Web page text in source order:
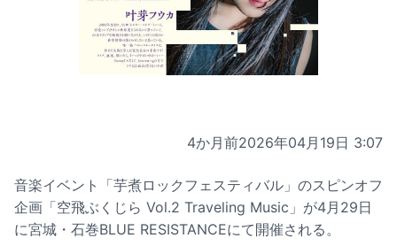
4か月前2026年04月19日 3:07
音楽イベント「芋煮ロックフェスティバル」のスピンオフ
企画「空飛ぶくじら Vol.2 Traveling Music」が4月29日
に宮城・石巻BLUE RESISTANCEにて開催される。